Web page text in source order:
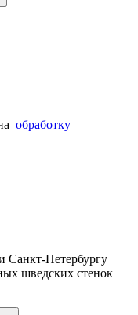
обработку
Санкт-Петербургу
шведских стенок